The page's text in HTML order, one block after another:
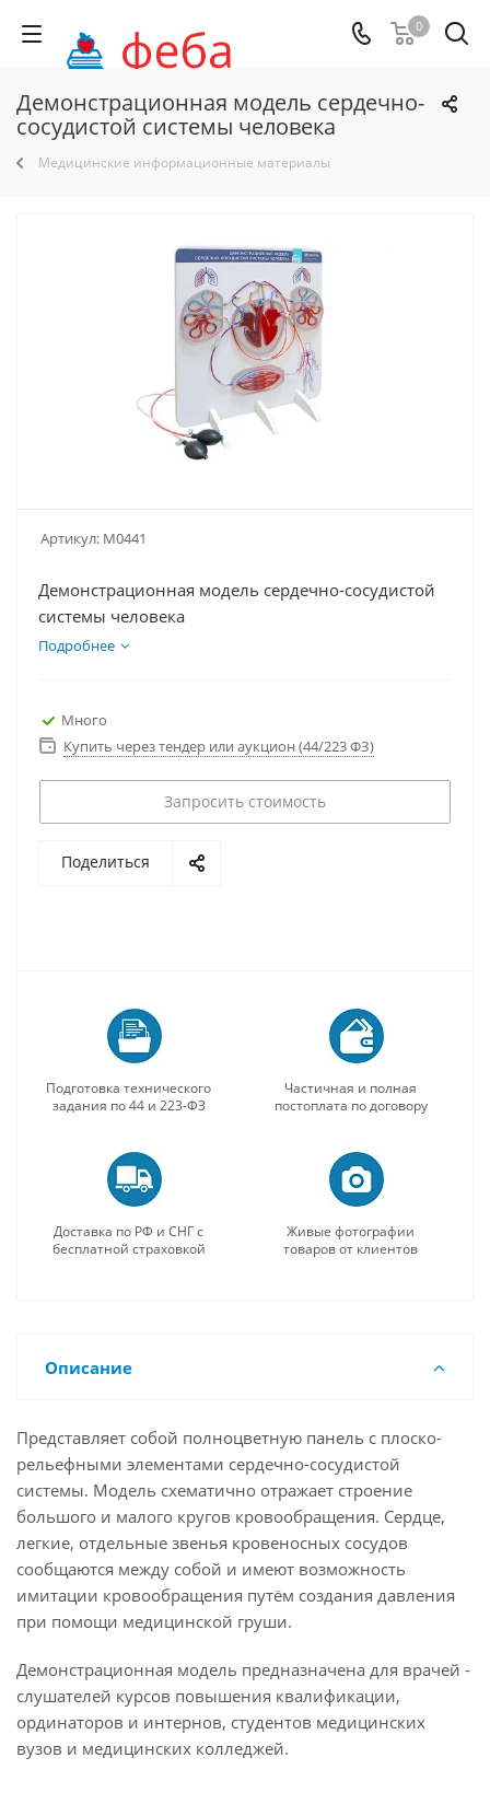
0
Демонстрационная модель сердечно-
сосудистой системы человека
Медицинские информационные материалы
Артикул: М0441
Демонстрационная модель сердечно-сосудистой
системы человека
Подробнее
Много
Купить через тендер или аукцион (44/223 ФЗ)
Запросить стоимость
Поделиться
Подготовка технического
задания по 44 и 223-ФЗ
Частичная и полная
постоплата по договору
Доставка по РФ и СНГ с
бесплатной страховкой
Живые фотографии
товаров от клиентов
Описание
Представляет собой полноцветную панель с плоско-
рельефными элементами сердечно-сосудистой
системы. Модель схематично отражает строение
большого и малого кругов кровообращения. Сердце,
легкие, отдельные звенья кровеносных сосудов
сообщаются между собой и имеют возможность
имитации кровообращения путём создания давления
при помощи медицинской груши.
Демонстрационная модель предназначена для врачей -
слушателей курсов повышения квалификации,
ординаторов и интернов, студентов медицинских
вузов и медицинских колледжей.